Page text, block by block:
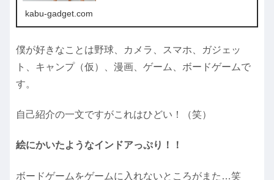
kabu-gadget.com
僕が好きなことは野球、カメラ、スマホ、ガジェッ
ト、キャンプ（仮）、漫画、ゲーム、ボードゲームで
す。
自己紹介の一文ですがこれはひどい！（笑）
絵にかいたようなインドアっぷり！！
ボードゲームをゲームに入れないところがまた…笑